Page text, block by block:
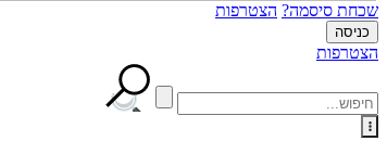
שכחת סיסמה? הצטרפות
הצטרפות